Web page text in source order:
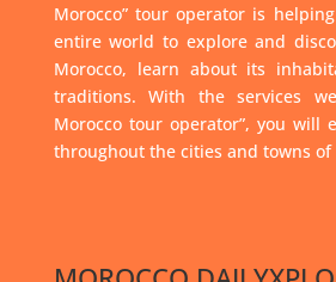
Morocco” tour operator is
entire world to explore and
Morocco, learn about its
traditions. With the services
Morocco tour operator”, you will
throughout the cities and towns of